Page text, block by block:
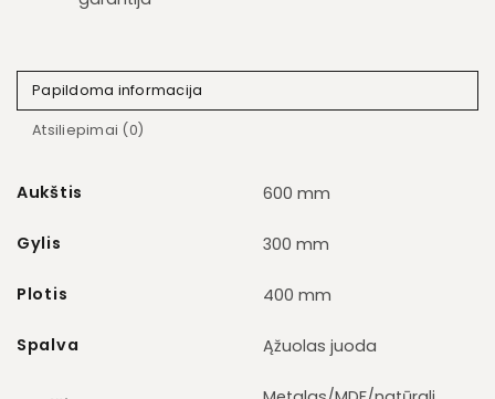
Papildoma informacija
Atsiliepimai (0)
Aukštis 600 mm
Gylis 300 mm
Plotis 400 mm
Spalva Ąžuolas juoda